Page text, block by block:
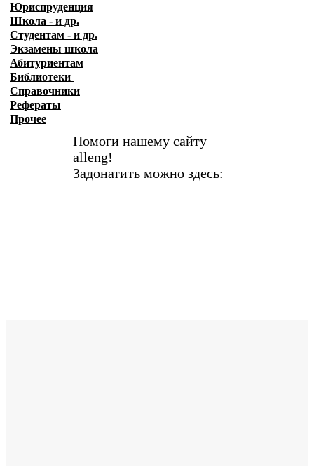
Юриспруденция
Школа - и др.
Студентам - и др.
Экзамены школа
Абитуриентам
Библиотеки
Справочники
Рефераты
Прочее
Помоги нашему сайту
alleng!
Задонатить можно здесь: